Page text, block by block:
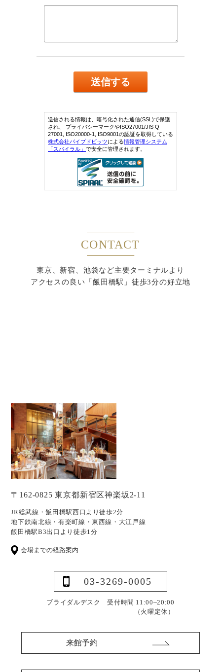
CONTACT
東京、新宿、池袋など主要ターミナルより
アクセスの良い「飯田橋駅」徒歩3分の好立地
〒162-0825 東京都新宿区神楽坂2-11
JR総武線・飯田橋駅西口より徒歩2分
地下鉄南北線・有楽町線・東西線・大江戸線
飯田橋駅B3出口より徒歩1分
会場までの経路案内
03-3269-0005
ブライダルデスク 受付時間 11:00~20:00
（火曜定休）
来館予約